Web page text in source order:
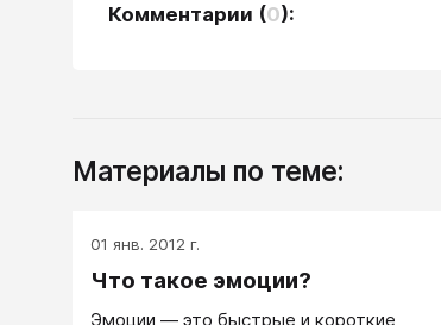
Комментарии (0):
Материалы по теме:
01 янв. 2012 г.
Что такое эмоции?
Эмоции — это быстрые и короткие